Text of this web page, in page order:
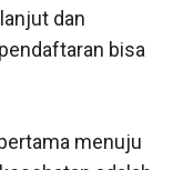
dan
bisa
menuju